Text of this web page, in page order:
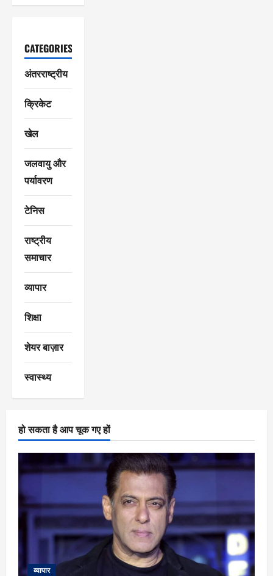
CATEGORIES
अंतरराष्ट्रीय
क्रिकेट
खेल
जलवायु और
पर्यावरण
टेनिस
राष्ट्रीय
समाचार
व्यापार
शिक्षा
शेयर बाज़ार
स्वास्थ्य
हो सकता है आप चूक गए हों
व्यापार